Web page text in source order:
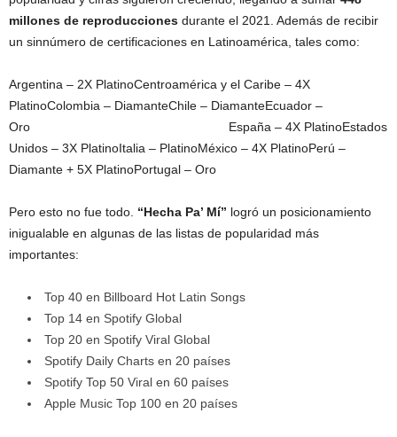
millones de reproducciones durante el 2021. Además de recibir
un sinnúmero de certificaciones en Latinoamérica, tales como:
Argentina – 2X PlatinoCentroamérica y el Caribe – 4X
PlatinoColombia – DiamanteChile – DiamanteEcuador –
Oro España – 4X PlatinoEstados
Unidos – 3X PlatinoItalia – PlatinoMéxico – 4X PlatinoPerú –
Diamante + 5X PlatinoPortugal – Oro
Pero esto no fue todo. “Hecha Pa’ Mí” logró un posicionamiento
inigualable en algunas de las listas de popularidad más
importantes:
Top 40 en Billboard Hot Latin Songs
Top 14 en Spotify Global
Top 20 en Spotify Viral Global
Spotify Daily Charts en 20 países
Spotify Top 50 Viral en 60 países
Apple Music Top 100 en 20 países